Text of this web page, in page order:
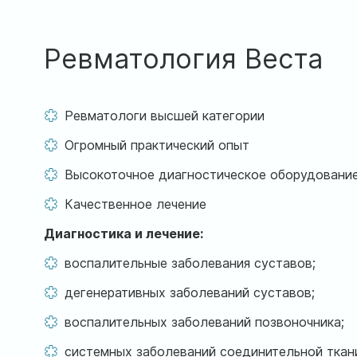
Ревматология Веста
Ревматологи высшей категории
Огромный практический опыт
Высокоточное диагностическое
Качественное лечение
Диагностика и лечение:
воспалительные заболевания суставов;
дегенеративных заболеваний суставов;
воспалительных заболеваний позвоночника;
системных заболеваний соединительной